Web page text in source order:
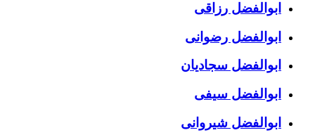
ابوالفضل رزاقی
ابوالفضل رضوانی
ابوالفضل سجادیان
ابوالفضل سیفی
ابوالفضل شیروانی